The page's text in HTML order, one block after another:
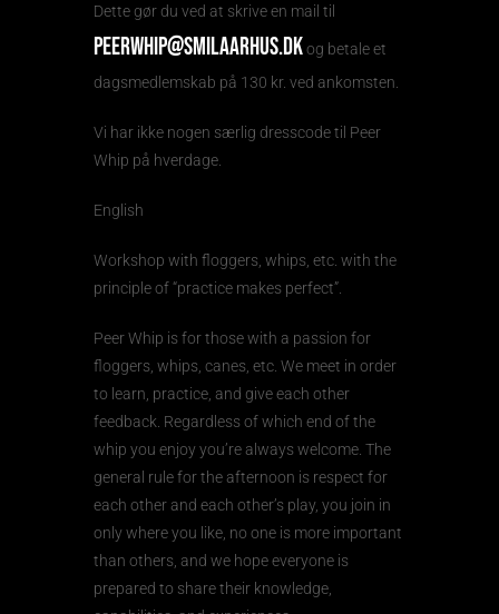
Dette gør du ved at skrive en mail til
PeerWhip@SMilAarhus.dkog betale et
dagsmedlemskab på 130 kr. ved ankomsten.
Vi har ikke nogen særlig dresscode til Peer
Whip på hverdage.
English
Workshop with floggers, whips, etc. with the
principle of “practice makes perfect”.
Peer Whip is for those with a passion for
floggers, whips, canes, etc. We meet in order
to learn, practice, and give each other
feedback. Regardless of which end of the
whip you enjoy you’re always welcome. The
general rule for the afternoon is respect for
each other and each other’s play, you join in
only where you like, no one is more important
than others, and we hope everyone is
prepared to share their knowledge,